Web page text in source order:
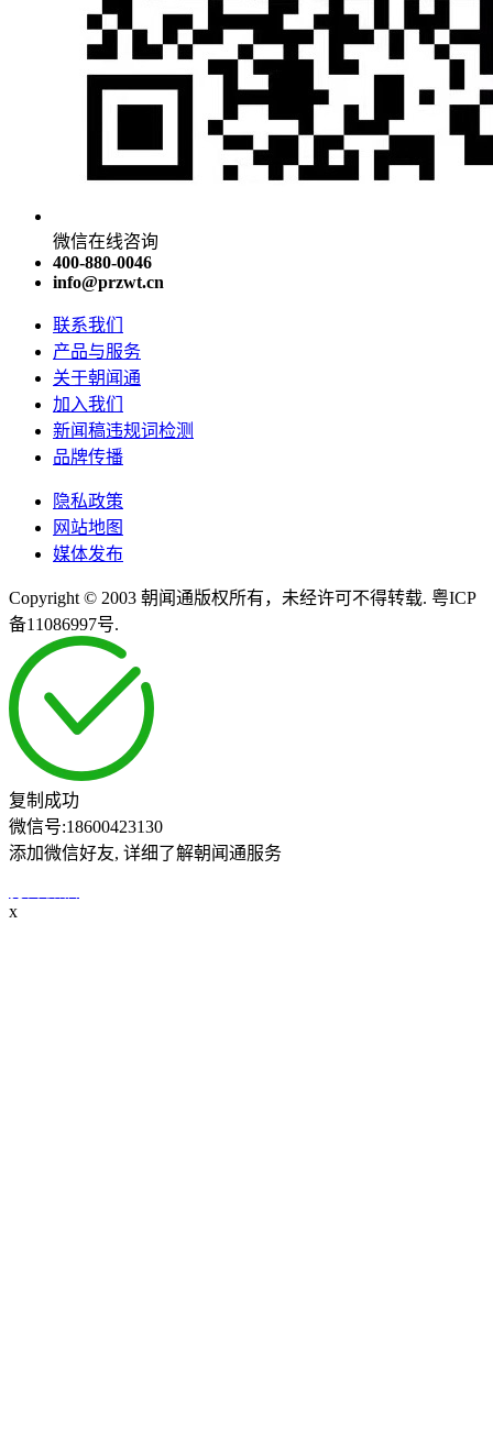
微信在线咨询
400-880-0046
info@przwt.cn
联系我们
产品与服务
关于朝闻通
加入我们
新闻稿违规词检测
品牌传播
隐私政策
网站地图
媒体发布
Copyright © 2003 朝闻通版权所有，未经许可不得转载. 粤ICP
备11086997号.
复制成功
微信号:18600423130
添加微信好友, 详细了解朝闻通服务
x